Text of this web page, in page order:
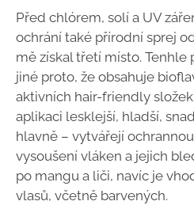
Před chlórem, solí a UV
ochrání také přírodní sprej
mě získal třetí místo.
jiné proto, že obsahuje
aktivních hair-friendly
aplikaci lesklejší, hladší,
hlavně – vytvářejí
vysoušení vláken a jejich
po mangu a liči, navíc je
vlasů, včetně barvených.